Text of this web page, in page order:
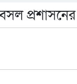
প্রশাসনের